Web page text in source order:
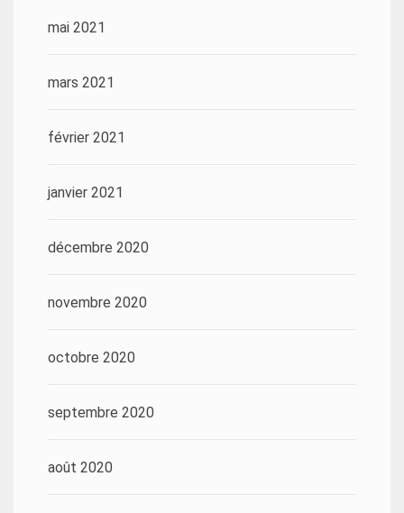
mai 2021
mars 2021
février 2021
janvier 2021
décembre 2020
novembre 2020
octobre 2020
septembre 2020
août 2020